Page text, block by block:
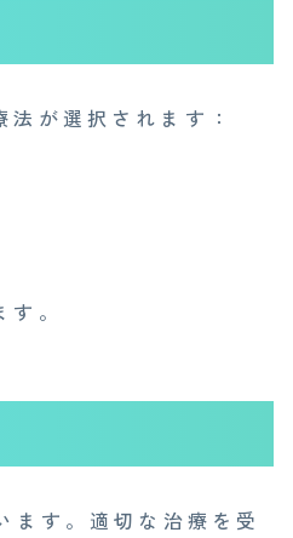
が選択されます：
。
ます。適切な治療を受